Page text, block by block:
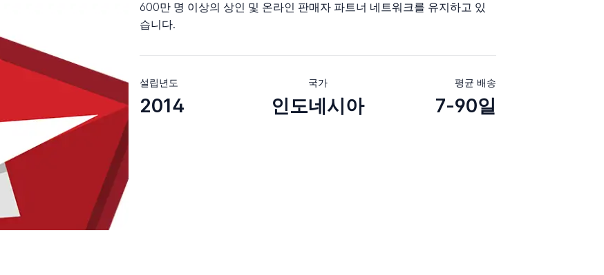
600만 명 이상의 상인 및 온라인 판매자 파트너 네트워크를 유지하고 있
습니다.
설립년도
2014
국가
인도네시아
평균 배송
7-90일